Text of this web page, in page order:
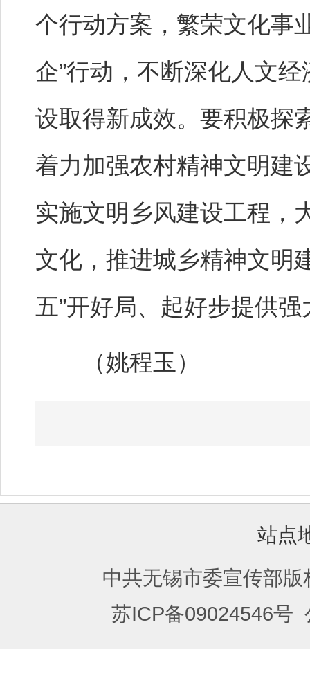
个行动方案，繁荣文化事
企”行动，不断深化人文
设取得新成效。要积极探
着力加强农村精神文明建
实施文明乡风建设工程，
文化，推进城乡精神文明
五”开好局、起好步提供
（姚程玉）
站点
中共无锡市委宣传部
苏ICP备09024546号